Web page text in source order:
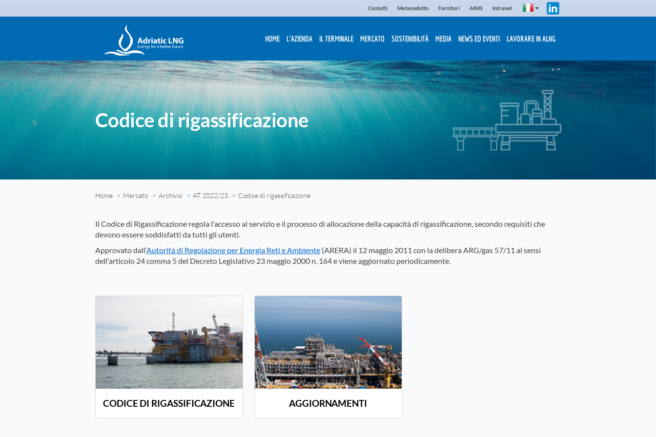
Contatti Metanodotto Fornitori AIMS Intranet
HOME L'AZIENDA IL TERMINALE MERCATO SOSTENIBILITÀ MEDIA NEWS ED EVENTI LAVORARE IN ALNG
Codice di rigassificazione
Home Mercato Archivio AT 2022/23 Codice di rigassificazione
Il Codice di Rigassificazione regola l'accesso al servizio e il processo di allocazione della capacità di rigassificazione, secondo requisiti che
devono essere soddisfatti da tutti gli utenti.
Approvato dall’Autorità di Regolazione per Energia Reti e Ambiente(ARERA) il 12 maggio 2011 con la delibera ARG/gas 57/11 ai sensi
dell'articolo 24 comma 5 del Decreto Legislativo 23 maggio 2000 n. 164 e viene aggiornato periodicamente.
CODICE DI RIGASSIFICAZIONE AGGIORNAMENTI